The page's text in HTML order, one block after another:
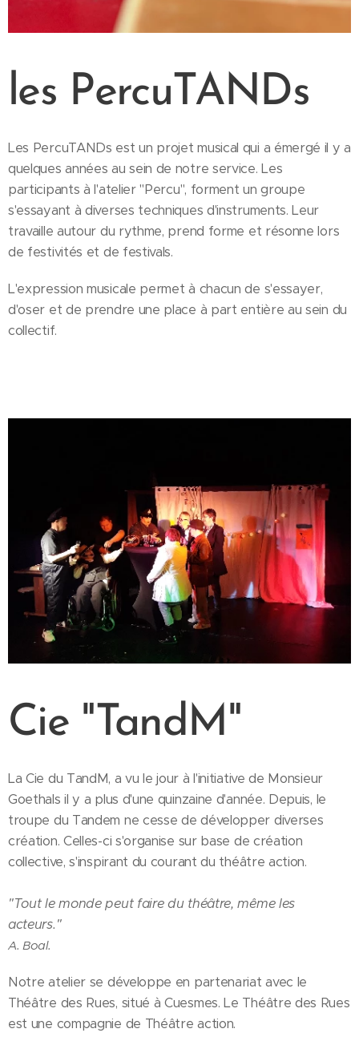
les PercuTANDs
Les PercuTANDs est un projet musical qui a émergé il y a
quelques années au sein de notre service. Les
participants à l'atelier "Percu", forment un groupe
s'essayant à diverses techniques d'instruments. Leur
travaille autour du rythme, prend forme et résonne lors
de festivités et de festivals.
L'expression musicale permet à chacun de s'essayer,
d'oser et de prendre une place à part entière au sein du
collectif.
Cie "TandM"
La Cie du TandM, a vu le jour à l'initiative de Monsieur
Goethals il y a plus d'une quinzaine d'année. Depuis, le
troupe du Tandem ne cesse de développer diverses
création. Celles-ci s'organise sur base de création
collective, s'inspirant du courant du théâtre action.
"Tout le monde peut faire du théâtre, même les
acteurs."
A. Boal.
Notre atelier se développe en partenariat avec le
Théâtre des Rues, situé à Cuesmes. Le Théâtre des Rues
est une compagnie de Théâtre action.